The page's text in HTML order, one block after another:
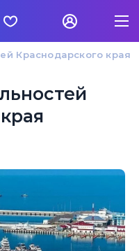
Краснодарского края